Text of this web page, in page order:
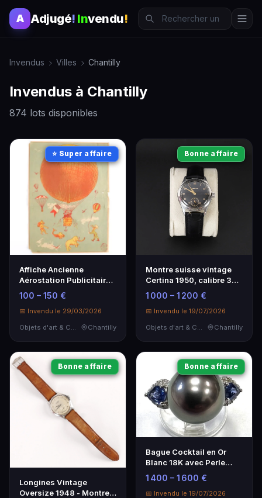
A Adjugé! Invendu!
Invendus Villes Chantilly
Invendus à Chantilly
874 lots disponibles
⭐ Super affaire
Affiche Ancienne
Aérostation Publicitaire
Lithographique - Art
Décoratif
100 – 150 €
📅 Invendu le 29/03/2026
Objets d'art & Curiosités
Chantilly
Bonne affaire
Montre suisse vintage
Certina 1950, calibre 321,
élégante
1 000 – 1 200 €
📅 Invendu le 19/07/2026
Objets d'art & Curiosités
Chantilly
Bonne affaire
Longines Vintage
Oversize 1948 - Montre
Bonne affaire
Bague Cocktail en Or
Blanc 18K avec Perle
Grise, Saphirs et
Diamants
1 400 – 1 600 €
📅 Invendu le 19/07/2026